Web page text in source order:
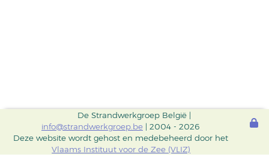
De Strandwerkgroep België |
info@strandwerkgroep.be | 2004 - 2026
Deze website wordt gehost en medebeheerd door het
Vlaams Instituut voor de Zee (VLIZ)